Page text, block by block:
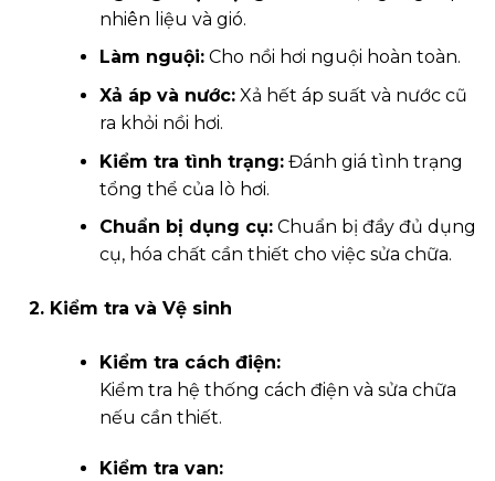
nhiên liệu và gió.
Làm nguội: Cho nồi hơi nguội hoàn toàn.
Xả áp và nước: Xả hết áp suất và nước cũ
ra khỏi nồi hơi.
Kiểm tra tình trạng: Đánh giá tình trạng
tổng thể của lò hơi.
Chuẩn bị dụng cụ: Chuẩn bị đầy đủ dụng
cụ, hóa chất cần thiết cho việc sửa chữa.
2. Kiểm tra và Vệ sinh
Kiểm tra cách điện:
Kiểm tra hệ thống cách điện và sửa chữa
nếu cần thiết.
Kiểm tra van: